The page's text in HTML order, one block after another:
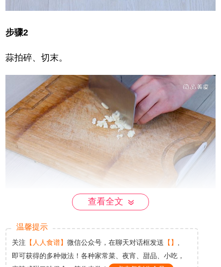
步骤2
蒜拍碎、切末。
大葱切末。
查看全文
温馨提示
关注 【人人食谱】 微信公众号，在聊天对话框发送 【】
即可获得的多种做法！各种家常菜、夜宵、甜品、小吃，